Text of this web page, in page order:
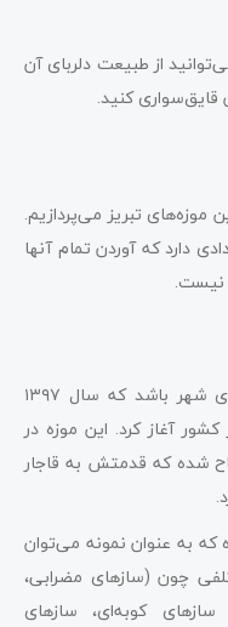
از طبیعت دلربای آن
تبریز می‌پردازیم.
دارد که آوردن تمام آنها
نیست.
موزه صدای تبریز شاید شنیدنی‌ترین جای شهر باشد که سال ۱۳۹۷
آغاز کرد. این موزه در
شده که قدمتش به قاجار
به عنوان نمونه می‌توان
چون (سازهای مضرابی،
کوبه‌ای، سازهای